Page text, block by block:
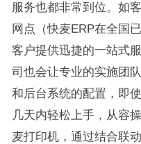
服务也都非常到位。如
网点（快麦ERP在全国
客户提供迅捷的一站式
司也会让专业的实施团
和后台系统的配置，即
几天内轻松上手，从容
麦打印机，通过结合联